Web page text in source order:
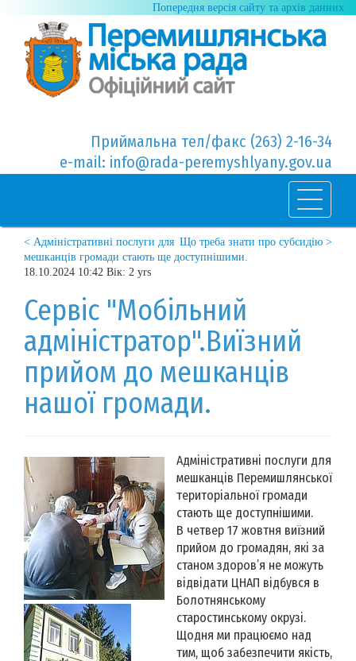
Попередня версія сайту та архів данних
Приймальна тел/факс (263) 2-16-34
e-mail: info@rada-peremyshlyany.gov.ua
Що треба знати про субсидію >
< Адміністративні послуги для
мешканців громади стають ще доступнішими.
18.10.2024 10:42 Вік: 2 yrs
Сервіс "Мобільний
адміністратор".Виїзний
прийом до мешканців
нашої громади.
Адміністративні послуги для
мешканців Перемишлянської
територіальної громади
стають ще доступнішими.
В четвер 17 жовтня виїзний
прийом до громадян, які за
станом здоров’я не можуть
відвідати ЦНАП відбувся в
Болотнянському
старостинському окрузі.
Щодня ми працюємо над
тим, щоб забезпечити якість,